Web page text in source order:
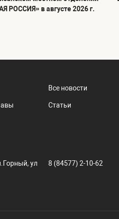
РОССИЯ» в августе 2026 г.
Все новости
Статьи
ул 8 (84577) 2-10-62